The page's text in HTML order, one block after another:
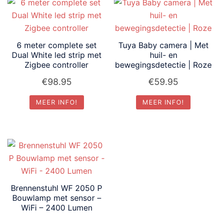
6 meter complete set
Dual White led strip met
Zigbee controller
€98.95
MEER INFO!
Tuya Baby camera | Met
huil- en
bewegingsdetectie | Roze
€59.95
MEER INFO!
Brennenstuhl WF 2050 P
Bouwlamp met sensor –
WiFi – 2400 Lumen